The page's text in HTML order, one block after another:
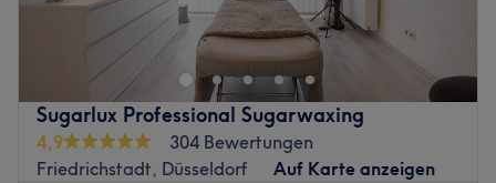
Sugarlux Professional Sugarwaxing
4,9
304 Bewertungen
Friedrichstadt, Düsseldorf
Auf Karte anzeigen